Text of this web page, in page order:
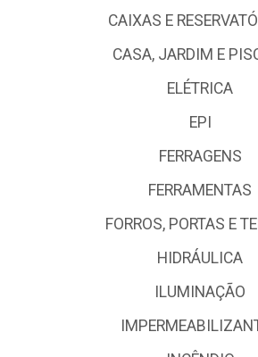
CAIXAS E
CASA, JARDIM E
ELÉTRICA
EPI
FERRAGENS
FERRAMENTAS
FORROS, PORTAS E
HIDRÁULICA
ILUMINAÇÃO